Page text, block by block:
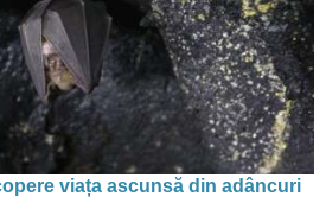
viața ascunsă din adâncuri